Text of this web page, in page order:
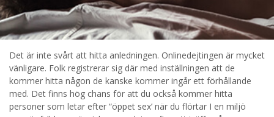
Det är inte svårt att hitta anledningen. Onlinedejtingen är mycket
vänligare. Folk registrerar sig där med inställningen att de
kommer hitta någon de kanske kommer ingår ett förhållande
med. Det finns hög chans för att du också kommer hitta
personer som letar efter “öppet sex’ när du flörtar I en miljö